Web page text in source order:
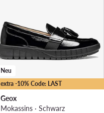
extra -10% Code: LAST
Neu
Geox
Mokassins · Schwarz